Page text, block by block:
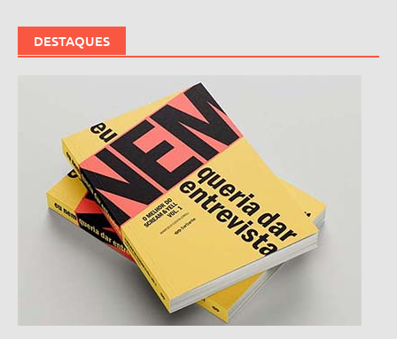
DESTAQUES